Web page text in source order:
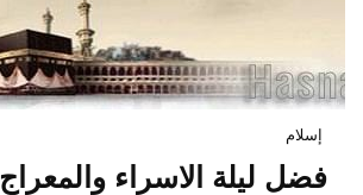
إسلام
فضل ليلة الاسراء والمعراج